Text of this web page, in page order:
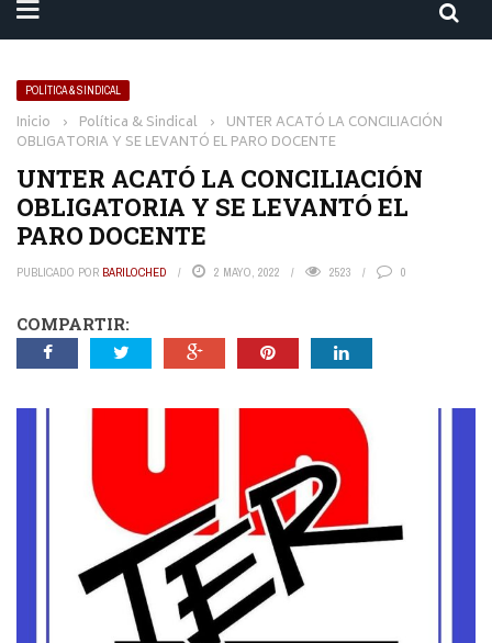
POLÍTICA & SINDICAL
Inicio › Política & Sindical › UNTER ACATÓ LA CONCILIACIÓN
OBLIGATORIA Y SE LEVANTÓ EL PARO DOCENTE
UNTER ACATÓ LA CONCILIACIÓN
OBLIGATORIA Y SE LEVANTÓ EL
PARO DOCENTE
PUBLICADO POR BARILOCHED 2 MAYO, 2022 2523 0
COMPARTIR: